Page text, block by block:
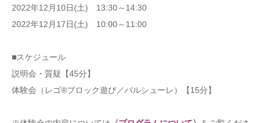
2022年12月10日(土) 13:30～14:30
2022年12月17日(土) 10:00～11:00
■スケジュール
説明会・質疑【45分】
体験会（レゴ®ブロック遊び／バルシューレ）【15分】